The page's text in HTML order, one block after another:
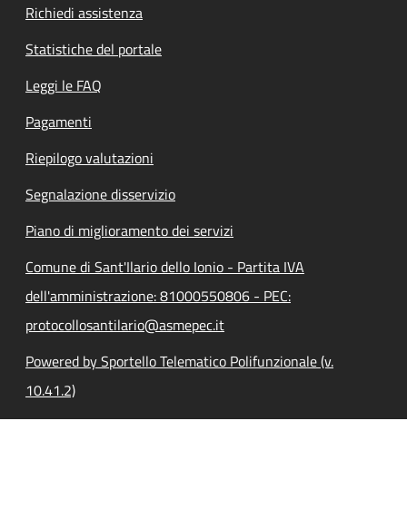
Richiedi assistenza
Statistiche del portale
Leggi le FAQ
Pagamenti
Riepilogo valutazioni
Segnalazione disservizio
Piano di miglioramento dei servizi
Comune di Sant'Ilario dello Ionio - Partita IVA
dell'amministrazione: 81000550806 - PEC:
protocollosantilario@asmepec.it
Powered by Sportello Telematico Polifunzionale (v.
10.41.2)